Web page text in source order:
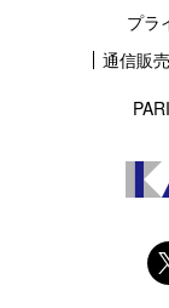
プラ
通信販